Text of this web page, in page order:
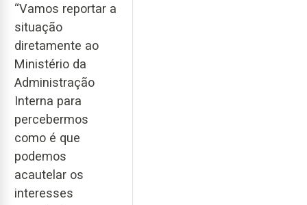
“Vamos reportar a
situação
diretamente ao
Ministério da
Administração
Interna para
percebermos
como é que
podemos
acautelar os
interesses